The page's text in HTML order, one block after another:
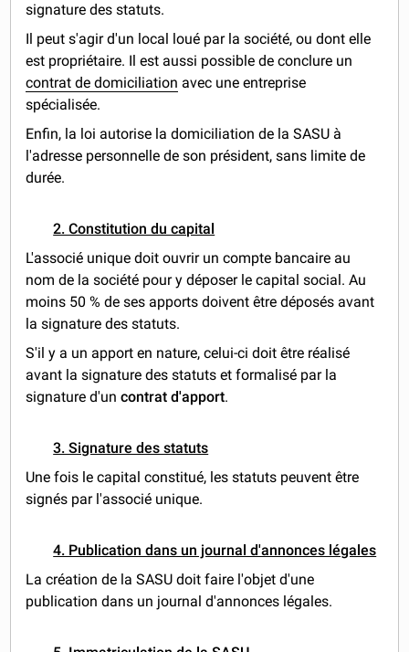
signature des statuts.
Il peut s'agir d'un local loué par la société, ou dont elle
est propriétaire. Il est aussi possible de conclure un
contrat de domiciliation avec une entreprise
spécialisée.
Enfin, la loi autorise la domiciliation de la SASU à
l'adresse personnelle de son président, sans limite de
durée.
2. Constitution du capital
L'associé unique doit ouvrir un compte bancaire au
nom de la société pour y déposer le capital social. Au
moins 50 % de ses apports doivent être déposés avant
la signature des statuts.
S'il y a un apport en nature, celui-ci doit être réalisé
avant la signature des statuts et formalisé par la
signature d'uncontrat d'apport.
3. Signature des statuts
Une fois le capital constitué, les statuts peuvent être
signés par l'associé unique.
4. Publication dans un journal d'annonces légales
La création de la SASU doit faire l'objet d'une
publication dans un journal d'annonces légales.